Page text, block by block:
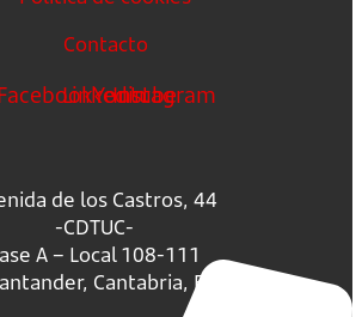
Contacto
Linkedin
Youtube
Instagram
de los Castros, 44
-CDTUC-
A – Local 108-111
Cantabria, España.